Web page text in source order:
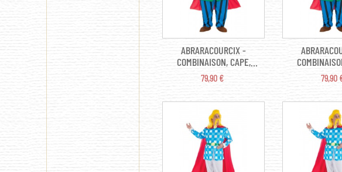
ABRARACOURCIX -
COMBINAISON, CAPE,
CEINTURE,
SURCHAUSSURES,
PRIX
79,90 € PRIX
79,90